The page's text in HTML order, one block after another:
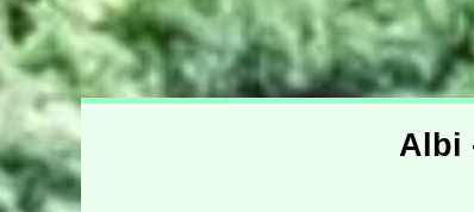
Albi